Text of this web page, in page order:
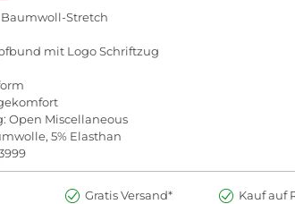
Baumwoll-Stretch
mit Logo Schriftzug
Open Miscellaneous
5% Elasthan
Gratis Versand* Kauf auf